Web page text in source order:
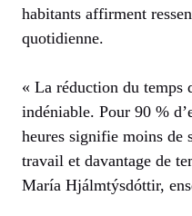
habitants affirment
quotidienne.
« La réduction du temps
indéniable. Pour 90 %
heures signifie moins de
travail et davantage de
María Hjálmtýsdóttir,